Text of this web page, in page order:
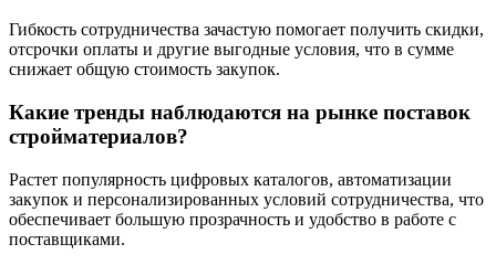
Гибкость сотрудничества зачастую помогает получить скидки,
отсрочки оплаты и другие выгодные условия, что в сумме
снижает общую стоимость закупок.
Какие тренды наблюдаются на рынке поставок
стройматериалов?
Растет популярность цифровых каталогов, автоматизации
закупок и персонализированных условий сотрудничества, что
обеспечивает большую прозрачность и удобство в работе с
поставщиками.